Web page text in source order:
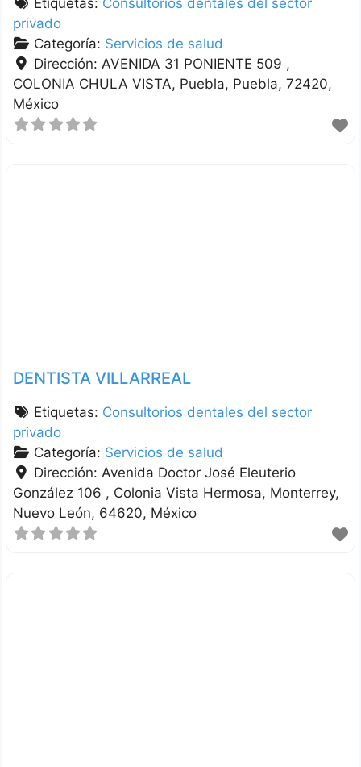
privado
Categoría: Servicios de salud
Dirección: AVENIDA 31 PONIENTE 509 ,
COLONIA CHULA VISTA Puebla Puebla 72420
México
DENTISTA VILLARREAL
Etiquetas: Consultorios dentales del sector
privado
Categoría: Servicios de salud
Dirección: Avenida Doctor José Eleuterio
González 106 , Colonia Vista Hermosa Monterrey
Nuevo León 64620 México